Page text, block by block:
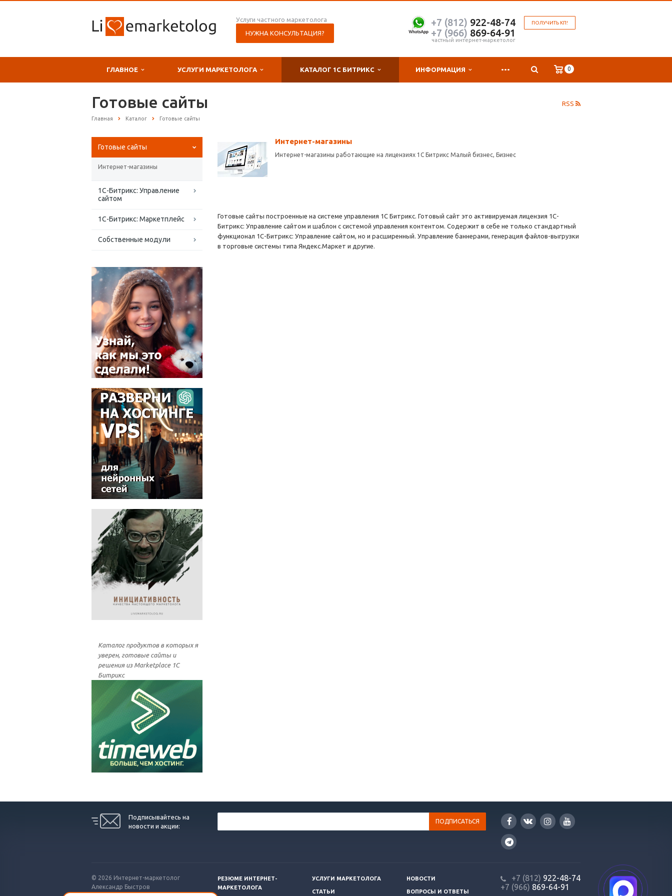
Услуги частного маркетолога
НУЖНА КОНСУЛЬТАЦИЯ?
ПОЛУЧИТЬ КП!
+7 (812) 922-48-74
+7 (966) 869-64-91
частный интернет-маркетолог
ГЛАВНОЕ УСЛУГИ МАРКЕТОЛОГА КАТАЛОГ 1С БИТРИКС ИНФОРМАЦИЯ ... 0
RSS
Готовые сайты
Главная Каталог Готовые сайты
Готовые сайты
Интернет-магазины
1С-Битрикс: Управление
сайтом
1С-Битрикс: Маркетплейс
Собственные модули
Каталог продуктов в которых я
уверен, готовые сайты и
решения из Marketplace 1С
Битрикс
Интернет-магазины
Интернет-магазины работающие на лицензиях 1С Битрикс Малый бизнес, Бизнес
Готовые сайты построенные на системе управления 1С Битрикс. Готовый сайт это активируемая лицензия 1С-
Битрикс: Управление сайтом и шаблон с системой управления контентом. Содержит в себе не только стандартный
функционал 1С-Битрикс: Управление сайтом, но и расширенный. Управление баннерами, генерация файлов-выгрузки
в торговые системы типа Яндекс.Маркет и другие.
Подписывайтесь на
новости и акции:
© 2026 Интернет-маркетолог
Александр Быстров
РЕЗЮМЕ ИНТЕРНЕТ-
МАРКЕТОЛОГА
УСЛУГИ МАРКЕТОЛОГА НОВОСТИ
СТАТЬИ ВОПРОСЫ И ОТВЕТЫ
+7 (812) 922-48-74
+7 (966) 869-64-91